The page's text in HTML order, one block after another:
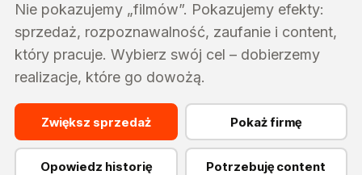
Nie pokazujemy „filmów”. Pokazujemy efekty:
sprzedaż, rozpoznawalność, zaufanie i content,
który pracuje. Wybierz swój cel – dobierzemy
realizacje, które go dowożą.
Zwiększ sprzedaż Pokaż firmę
Opowiedz historię Potrzebuję content